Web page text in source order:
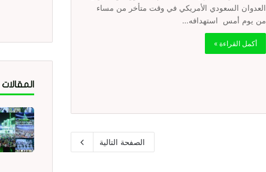
العدوان السعودي الأمريكي في وقت متأخر من مساء
من يوم أمس استهدافه…
أكمل القراءة »
الصفحة التالية
المقالات